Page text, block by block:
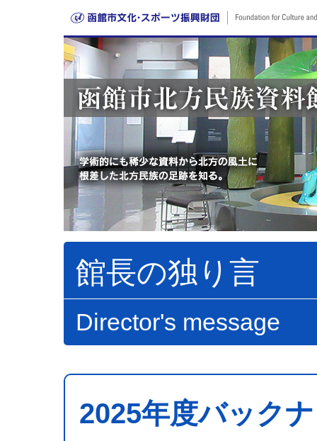
館長の独り言
Director's message
2025年度バック